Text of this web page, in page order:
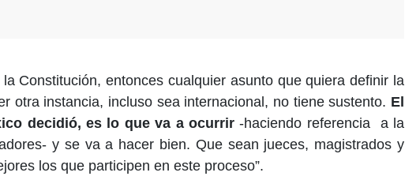
la Constitución, entonces cualquier asunto que quiera definir la
otra instancia, incluso sea internacional, no tiene sustento. El
decidió, es lo que va a ocurrir -haciendo referencia
a la
y se va a hacer bien. Que sean jueces, magistrados y
los que participen en este proceso”.